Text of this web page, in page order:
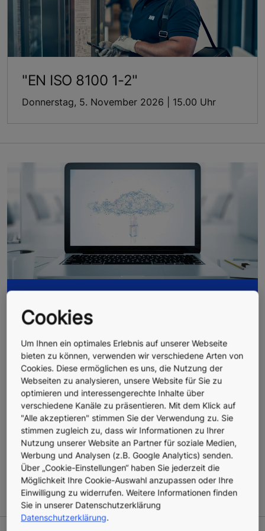
"EN ISO 8100 1-2"
Donnerstag, 5. November 2026 | 15.00 Uhr
HANDOUTS VERGANGENER
WEBINARE
Sie haben ein KONE Live-Onlinetraining verpasst
und möchten die Zusammenfassung durchlesen?
Kein Problem - in unserer Webinar-Bibliothek
finden Sie die Handouts aller bisherigen
Veranstaltungen zum Download.
Archiv unserer Live-
Onlinetrainings
Cookies
Um Ihnen ein optimales Erlebnis auf unserer Webseite
bieten zu können, verwenden wir verschiedene Arten von
Cookies. Diese ermöglichen es uns, die Nutzung der
Webseiten zu analysieren, unsere Website für Sie zu
optimieren und interessengerechte Inhalte über
verschiedene Kanäle zu präsentieren. Mit dem Klick auf
"Alle akzeptieren" stimmen Sie der Verwendung zu. Sie
stimmen zugleich zu, dass wir Informationen zu Ihrer
Nutzung unserer Website an Partner für soziale Medien,
Werbung und Analysen (z.B. Google Analytics) senden.
Über „Cookie-Einstellungen“ haben Sie jederzeit die
Möglichkeit Ihre Cookie-Auswahl anzupassen oder Ihre
Einwilligung zu widerrufen. Weitere Informationen finden
Sie in unserer Datenschutzerklärung
Datenschutzerklärung.